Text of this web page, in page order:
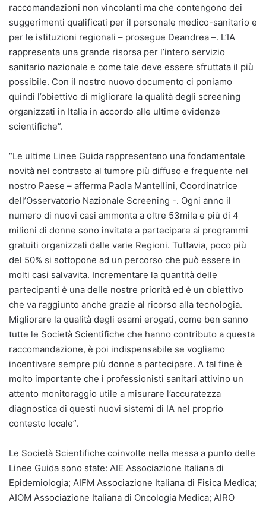
raccomandazioni non vincolanti ma che contengono dei
suggerimenti qualificati per il personale medico-sanitario e
per le istituzioni regionali – prosegue Deandrea –. L’IA
rappresenta una grande risorsa per l’intero servizio
sanitario nazionale e come tale deve essere sfruttata il più
possibile. Con il nostro nuovo documento ci poniamo
quindi l’obiettivo di migliorare la qualità degli screening
organizzati in Italia in accordo alle ultime evidenze
scientifiche”.
“Le ultime Linee Guida rappresentano una fondamentale
novità nel contrasto al tumore più diffuso e frequente nel
nostro Paese – afferma Paola Mantellini, Coordinatrice
dell’Osservatorio Nazionale Screening -. Ogni anno il
numero di nuovi casi ammonta a oltre 53mila e più di 4
milioni di donne sono invitate a partecipare ai programmi
gratuiti organizzati dalle varie Regioni. Tuttavia, poco più
del 50% si sottopone ad un percorso che può essere in
molti casi salvavita. Incrementare la quantità delle
partecipanti è una delle nostre priorità ed è un obiettivo
che va raggiunto anche grazie al ricorso alla tecnologia.
Migliorare la qualità degli esami erogati, come ben sanno
tutte le Società Scientifiche che hanno contributo a questa
raccomandazione, è poi indispensabile se vogliamo
incentivare sempre più donne a partecipare. A tal fine è
molto importante che i professionisti sanitari attivino un
attento monitoraggio utile a misurare l’accuratezza
diagnostica di questi nuovi sistemi di IA nel proprio
contesto locale”.
Le Società Scientifiche coinvolte nella messa a punto delle
Linee Guida sono state: AIE Associazione Italiana di
Epidemiologia; AIFM Associazione Italiana di Fisica Medica;
AIOM Associazione Italiana di Oncologia Medica; AIRO